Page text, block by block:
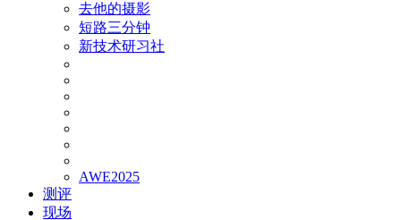
去他的摄影
短路三分钟
新技术研习社
AWE2025
测评
现场